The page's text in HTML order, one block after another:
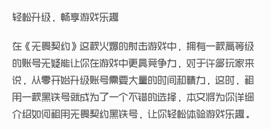
轻松升级，畅享游戏乐趣
在《无畏契约》这款火爆的射击游戏中，拥有一款高等级
的账号无疑能让你在游戏中更具竞争力，对于许多玩家来
说，从零开始升级账号需要大量的时间和精力，这时，租
用一款黑铁号就成为了一个不错的选择，本文将为你详细
介绍如何租用无畏契约黑铁号，让你轻松体验游戏乐趣。